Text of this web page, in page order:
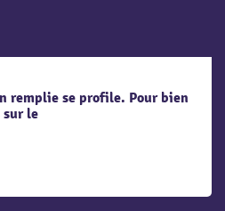
remplie se profile. Pour bien
sur le